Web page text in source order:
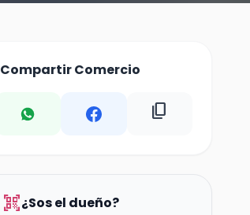
Compartir Comercio
content_copy
qr_code_scanner¿Sos el dueño?